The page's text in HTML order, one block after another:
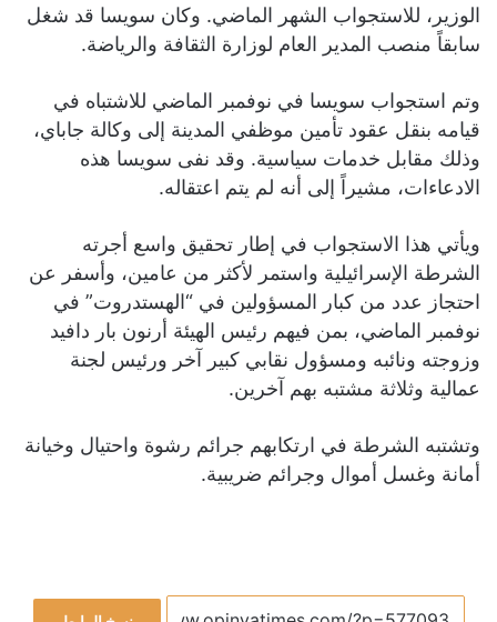
الوزير، للاستجواب الشهر الماضي. وكان سويسا قد شغل
سابقاً منصب المدير العام لوزارة الثقافة والرياضة.
وتم استجواب سويسا في نوفمبر الماضي للاشتباه في
قيامه بنقل عقود تأمين موظفي المدينة إلى وكالة جاباي،
وذلك مقابل خدمات سياسية. وقد نفى سويسا هذه
الادعاءات، مشيراً إلى أنه لم يتم اعتقاله.
ويأتي هذا الاستجواب في إطار تحقيق واسع أجرته
الشرطة الإسرائيلية واستمر لأكثر من عامين، وأسفر عن
احتجاز عدد من كبار المسؤولين في “الهستدروت” في
نوفمبر الماضي، بمن فيهم رئيس الهيئة أرنون بار دافيد
وزوجته ونائبه ومسؤول نقابي كبير آخر ورئيس لجنة
عمالية وثلاثة مشتبه بهم آخرين.
وتشتبه الشرطة في ارتكابهم جرائم رشوة واحتيال وخيانة
أمانة وغسل أموال وجرائم ضريبية.